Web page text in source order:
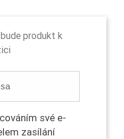
produkt k
své e-
zasílání